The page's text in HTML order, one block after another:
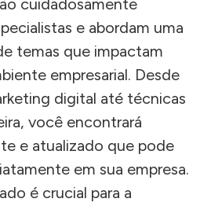
cuidadosamente
e abordam uma
temas que impactam
empresarial. Desde
digital até técnicas
você encontrará
e atualizado que pode
em sua empresa.
é crucial para a